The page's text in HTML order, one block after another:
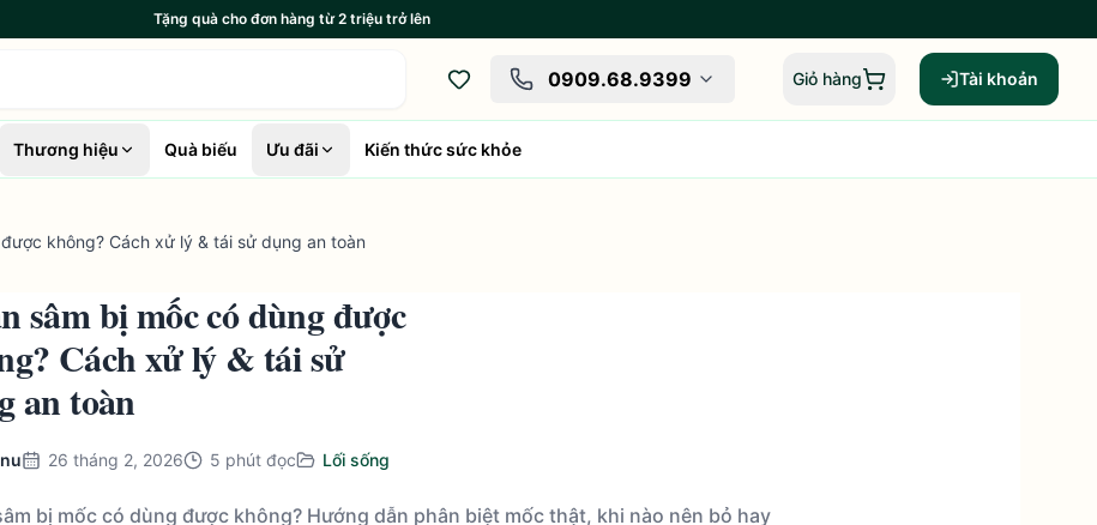
Tặng quà cho đơn hàng từ 2 triệu trở lên
0909.68.9399
Giỏ hàng, sản phẩm
Giỏ hàng Tài khoản
Thương hiệu Quà biếu Ưu đãi Kiến thức sức khỏe
không? Cách xử lý & tái sử dụng an toàn
sâm bị mốc có dùng được
Cách xử lý & tái sử
an toàn
26 tháng 2, 2026 5 phút đọc Lối sống
bị mốc có dùng được không? Hướng dẫn phân biệt mốc thật, khi nào nên bỏ hay